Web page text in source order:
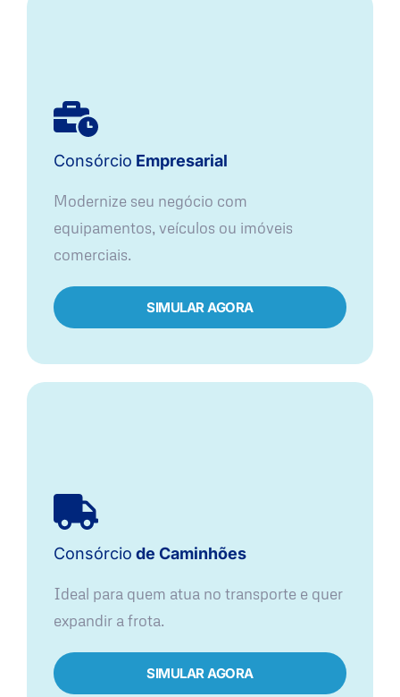
Consórcio Empresarial
Modernize seu negócio com
equipamentos, veículos ou imóveis
comerciais.
SIMULAR AGORA
Consórcio de Caminhões
Ideal para quem atua no transporte e quer
expandir a frota.
SIMULAR AGORA